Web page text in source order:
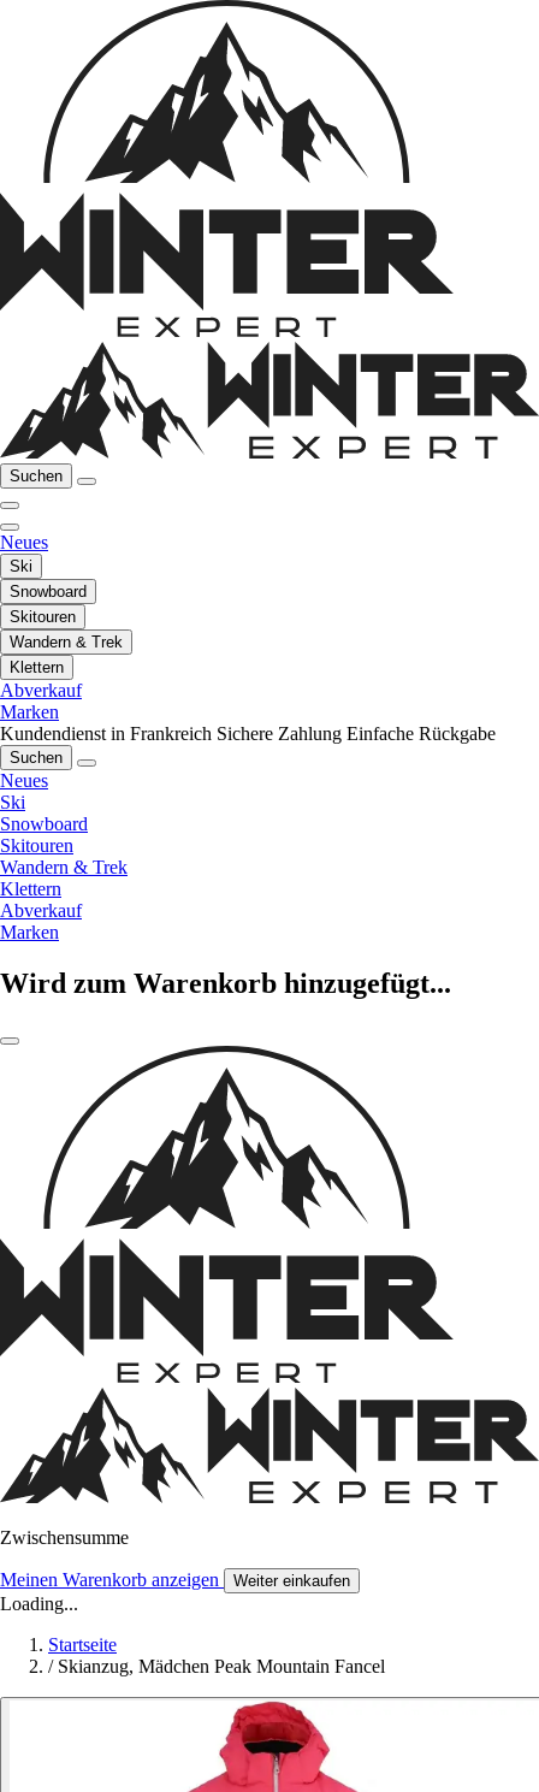
Suchen
Neues
Ski
Snowboard
Skitouren
Wandern & Trek
Klettern
Abverkauf
Marken
Kundendienst in Frankreich Sichere Zahlung Einfache Rückgabe
Suchen
Neues
Ski
Snowboard
Skitouren
Wandern & Trek
Klettern
Abverkauf
Marken
Wird zum Warenkorb hinzugefügt...
Zwischensumme
Meinen Warenkorb anzeigen Weiter einkaufen
Loading...
Startseite
/ Skianzug, Mädchen Peak Mountain Fancel